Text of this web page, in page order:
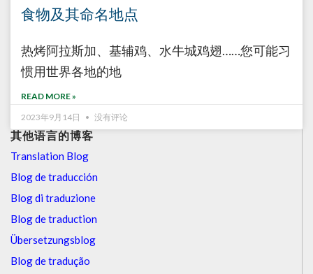
其他语言的博客
Translation Blog
Blog de traducción
Blog di traduzione
Blog de traduction
Übersetzungsblog
Blog de tradução
食物及其命名地点
热烤阿拉斯加、基辅鸡、水牛城鸡翅……您可能习
惯用世界各地的地
READ MORE »
2023年9月14日
没有评论